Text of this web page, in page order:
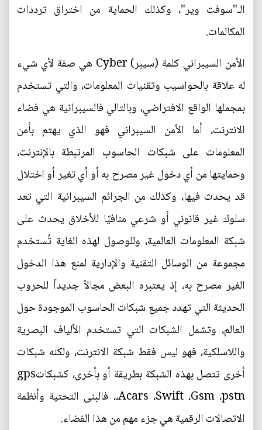
الـ"سوفت وير"، وكذلك الحماية من اختراق ترددات
المكالمات.
الأمن السيبراني كلمة (سيبر) Cyber هي صفة لأي شيء
له علاقة بالحواسيب وتقنيات المعلومات، والتي تستخدم
بمجملها الواقع الافتراضي، وبالتالي فالسيبرانية هي فضاء
الانترنت، أما الأمن السيبراني فهو الذي يهتم بأمن
المعلومات على شبكات الحاسوب المرتبطة بالإنترنت،
وحمايتها من أي دخول غير مصرح به أو أي تغير أو اختلال
قد يحدث فيها، وكذلك من الجرائم السيبرانية التي تعد
سلوك غير قانوني أو شرعي منافيًا للأخلاق يحدث على
شبكة المعلومات العالمية، وللوصول لهذه الغاية تُستخدم
مجموعة من الوسائل التقنية والإدارية لمنع هذا الدخول
الغير مصرح به، إذ يعتبره البعض مجالاً جديداً للحروب
الحديثة التي تهدد جميع شبكات الحاسوب الموجودة حول
العالم، وتشمل الشبكات التي تستخدم الألياف البصرية
واللاسلكية، فهو ليس فقط شبكة الانترنت، ولكنه شبكات
أخرى تتصل بهذه الشبكة بطريقة أو بأخرى، كشبكاتgps
،Acars ،Swift ،Gsm ،pstn، فالبنى التحتية وأنظمة
الاتصالات الرقمية هي جزء مهم من هذا الفضاء.